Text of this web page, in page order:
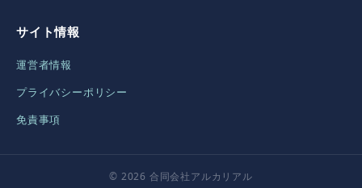
サイト情報
運営者情報
プライバシーポリシー
免責事項
© 2026 合同会社アルカリアル